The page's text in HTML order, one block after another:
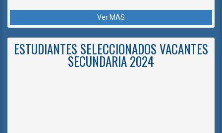
Ver MAS
ESTUDIANTES SELECCIONADOS VACANTES
SECUNDARIA 2024